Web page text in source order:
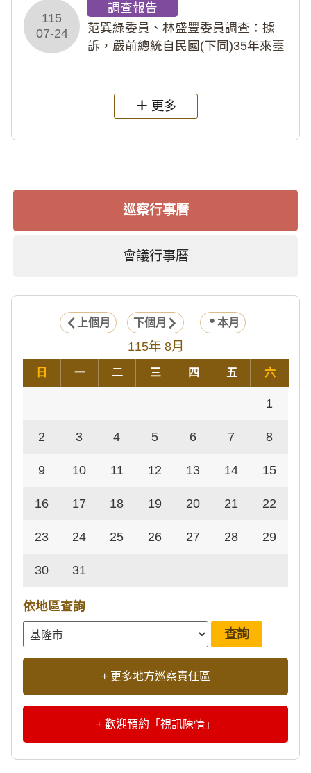
術倫理等情案調查報告。(115教調
31)
115
07-24
調查報告
范巽綠委員、林盛豐委員調查：據
訴，嚴前總統自民國(下同)35年來臺
過世後，總統府於89年間函請其家屬
繼續留住
更多
巡察行事曆
會議行事曆
上個月 下個月 本月
115年 8月
日 一 二 三 四 五 六
1
2 3 4 5 6 7 8
9 10 11 12 13 14 15
16 17 18 19 20 21 22
23 24 25 26 27 28 29
30 31
依地區查詢
+ 更多地方巡察責任區
+ 歡迎預約「視訊陳情」